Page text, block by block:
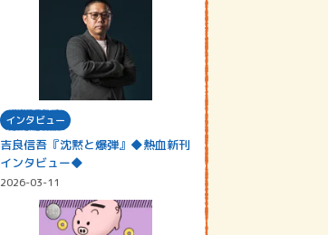
インタビュー
吉良信吾『沈黙と爆弾』◆熱血新刊
インタビュー◆
2026-03-11